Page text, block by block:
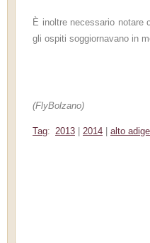
È inoltre necessario notare
gli ospiti soggiornavano in
(FlyBolzano)
Tag: 2013 2014 alto adige